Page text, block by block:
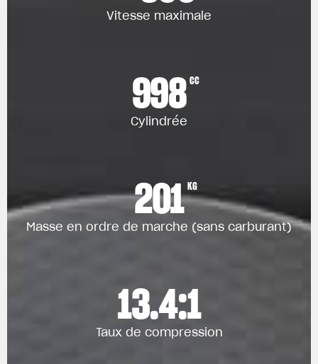
Vitesse maximale
998 CC
Cylindrée
201 KG
Masse en ordre de marche (sans carburant)
13.4:1
Taux de compression